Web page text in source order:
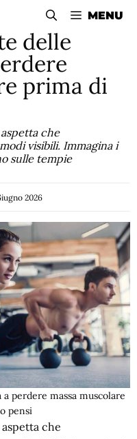
MENU
delle
prima di
che
visibili. Immagina i
sulle tempie
2026
perdere massa muscolare
pensi
che